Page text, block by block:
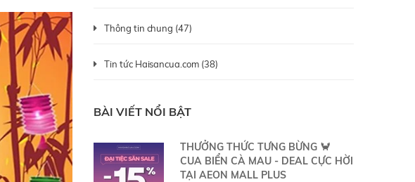
Thông tin chung (47)
Tin tức Haisancua.com (38)
BÀI VIẾT NỔI BẬT
THƯỞNG THỨC TƯNG BỪNG 🦀
CUA BIỂN CÀ MAU - DEAL CỰC HỜI
TẠI AEON MALL PLUS